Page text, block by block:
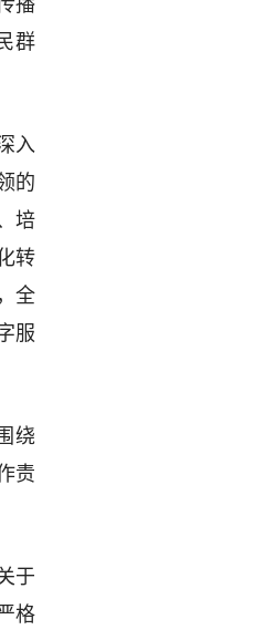
播
群
入
的
培
转
全
服
绕
责
于
格